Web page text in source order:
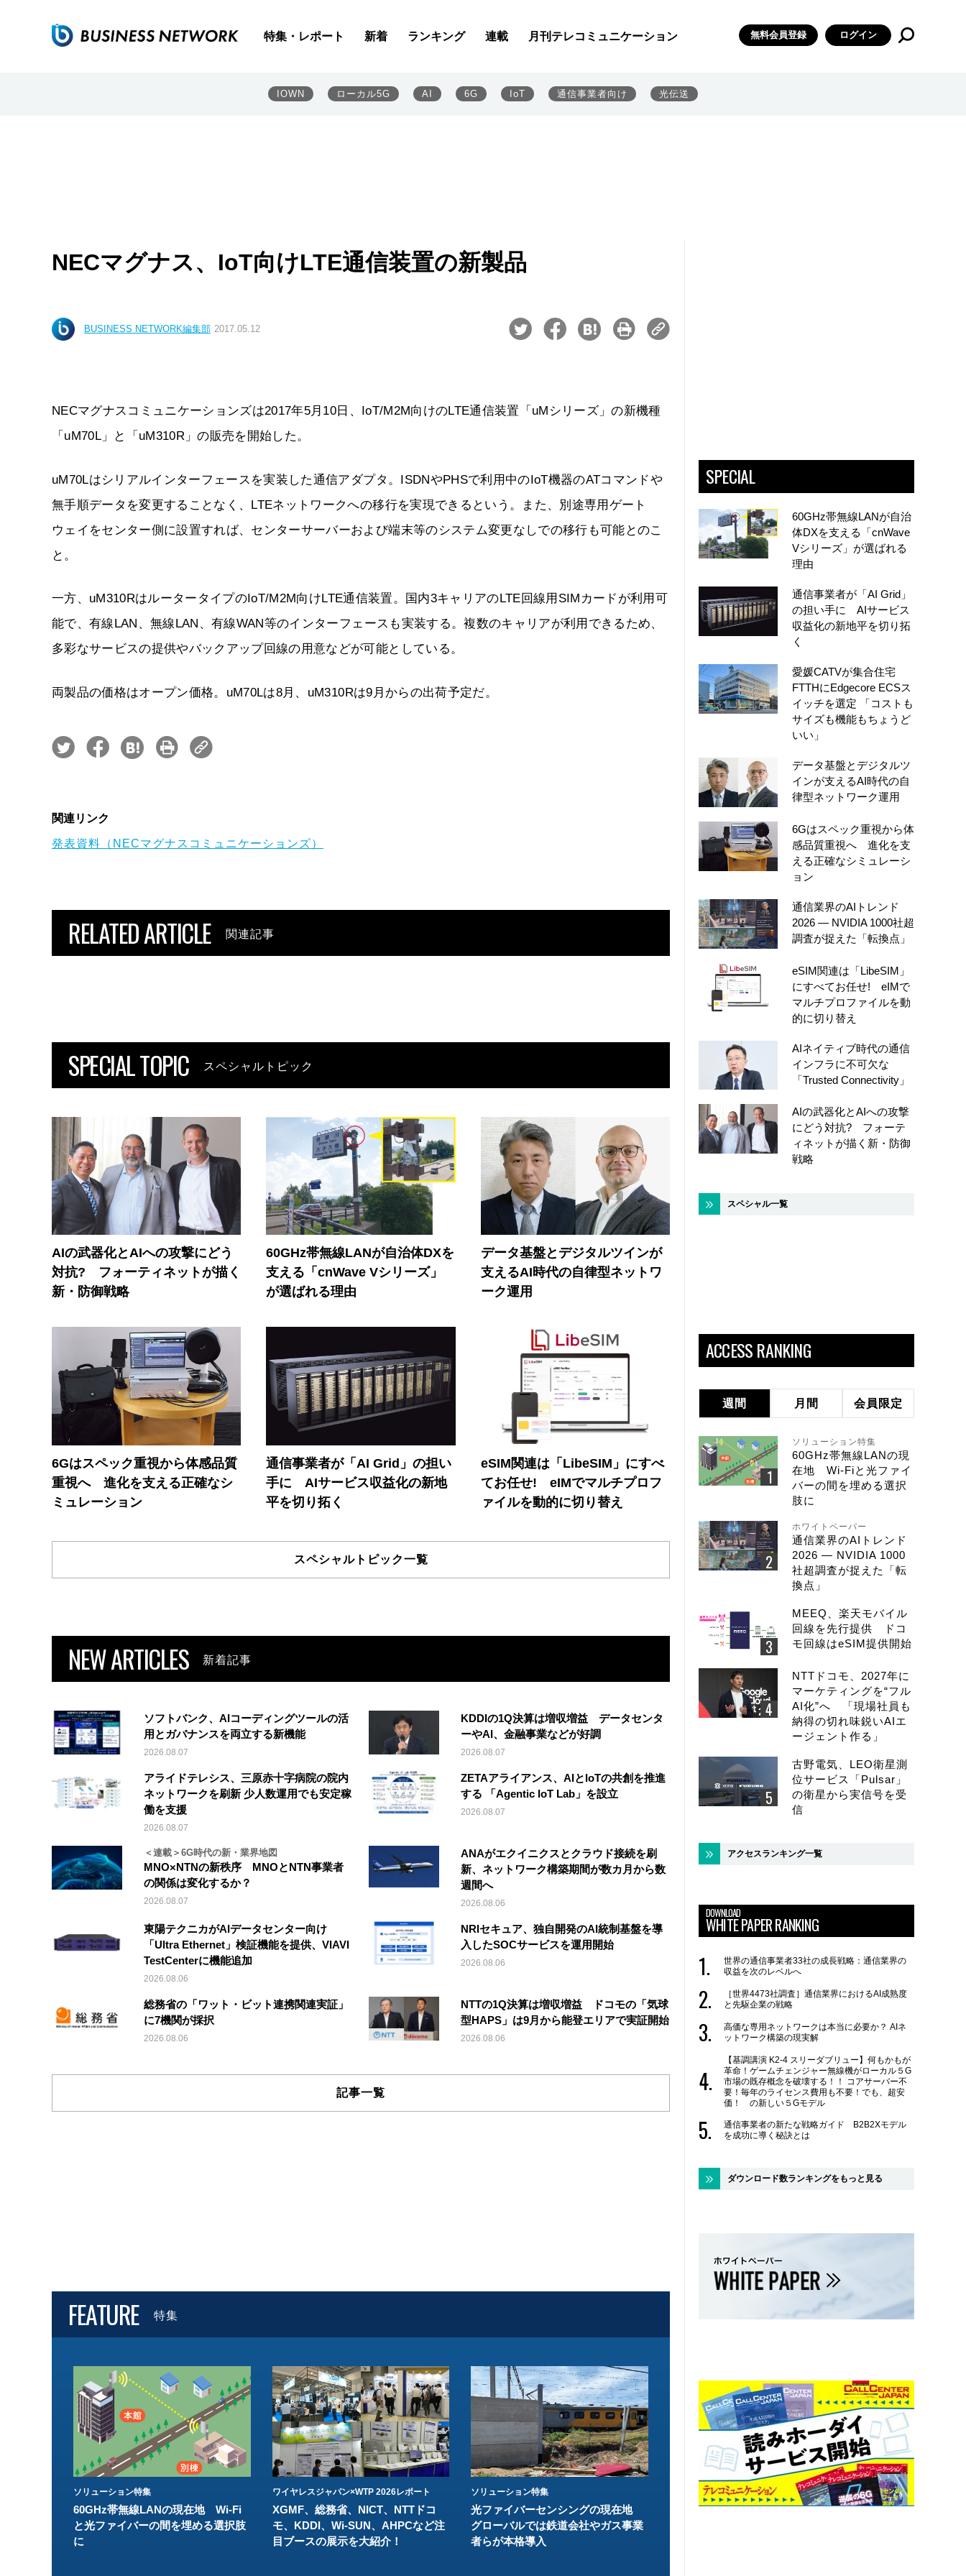
特集・レポート 新着 ランキング 連載 月刊テレコミュニケーション 無料会員登録 ログイン
IOWN ローカル5G AI 6G IoT 通信事業者向け 光伝送
NECマグナス、IoT向けLTE通信装置の新製品
BUSINESS NETWORK編集部 2017.05.12
NECマグナスコミュニケーションズは2017年5月10日、IoT/M2M向けのLTE通信装置「uMシリーズ」の新機種
「uM70L」と「uM310R」の販売を開始した。
uM70Lはシリアルインターフェースを実装した通信アダプタ。ISDNやPHSで利用中のIoT機器のATコマンドや
無手順データを変更することなく、LTEネットワークへの移行を実現できるという。また、別途専用ゲート
ウェイをセンター側に設置すれば、センターサーバーおよび端末等のシステム変更なしでの移行も可能とのこ
と。
一方、uM310RはルータータイプのIoT/M2M向けLTE通信装置。国内3キャリアのLTE回線用SIMカードが利用可
能で、有線LAN、無線LAN、有線WAN等のインターフェースも実装する。複数のキャリアが利用できるため、
多彩なサービスの提供やバックアップ回線の用意などが可能としている。
両製品の価格はオープン価格。uM70Lは8月、uM310Rは9月からの出荷予定だ。
関連リンク
発表資料（NECマグナスコミュニケーションズ）
RELATED ARTICLE 関連記事
SPECIAL TOPIC スペシャルトピック
AIの武器化とAIへの攻撃にどう
対抗? フォーティネットが描く
新・防御戦略
60GHz帯無線LANが自治体DXを
支える「cnWave Vシリーズ」
が選ばれる理由
データ基盤とデジタルツインが
支えるAI時代の自律型ネットワ
ーク運用
6Gはスペック重視から体感品質
重視へ 進化を支える正確なシ
ミュレーション
通信事業者が「AI Grid」の担い
手に AIサービス収益化の新地
平を切り拓く
eSIM関連は「LibeSIM」にすべ
てお任せ! eIMでマルチプロフ
ァイルを動的に切り替え
スペシャルトピック一覧
NEW ARTICLES 新着記事
ソフトバンク、AIコーディングツールの活
用とガバナンスを両立する新機能
2026.08.07
KDDIの1Q決算は増収増益 データセンタ
ーやAI、金融事業などが好調
2026.08.07
アライドテレシス、三原赤十字病院の院内
ネットワークを刷新 少人数運用でも安定稼
働を支援
2026.08.07
ZETAアライアンス、AIとIoTの共創を推進
する 「Agentic IoT Lab」を設立
2026.08.07
＜連載＞6G時代の新・業界地図
MNO×NTNの新秩序 MNOとNTN事業者
の関係は変化するか？
2026.08.07
ANAがエクイニクスとクラウド接続を刷
新、ネットワーク構築期間が数カ月から数
週間へ
2026.08.06
東陽テクニカがAIデータセンター向け
「Ultra Ethernet」検証機能を提供、VIAVI
TestCenterに機能追加
2026.08.06
NRIセキュア、独自開発のAI統制基盤を導
入したSOCサービスを運用開始
2026.08.06
総務省の「ワット・ビット連携関連実証」
に7機関が採択
2026.08.06
NTTの1Q決算は増収増益 ドコモの「気球
型HAPS」は9月から能登エリアで実証開始
2026.08.06
記事一覧
FEATURE 特集
ソリューション特集
60GHz帯無線LANの現在地 Wi-Fi
と光ファイバーの間を埋める選択肢
に
ワイヤレスジャパン×WTP 2026レポート
XGMF、総務省、NICT、NTTドコ
モ、KDDI、Wi-SUN、AHPCなど注
目ブースの展示を大紹介！
ソリューション特集
光ファイバーセンシングの現在地
グローバルでは鉄道会社やガス事業
者らが本格導入
ソリューション特集
イーサネットで作るGPUネットワー
ソリューション特集
6GHz帯Wi-Fiは「
SPECIAL
60GHz帯無線LANが自治
体DXを支える「cnWave
Vシリーズ」が選ばれる
理由
通信事業者が「AI Grid」
の担い手に AIサービス
収益化の新地平を切り拓
く
愛媛CATVが集合住宅
FTTHにEdgecore ECSス
イッチを選定 「コストも
サイズも機能もちょうど
いい」
データ基盤とデジタルツ
インが支えるAI時代の自
律型ネットワーク運用
6Gはスペック重視から体
感品質重視へ 進化を支
える正確なシミュレーシ
ョン
通信業界のAIトレンド
2026 ― NVIDIA 1000社超
調査が捉えた「転換点」
eSIM関連は「LibeSIM」
にすべてお任せ! eIMで
マルチプロファイルを動
的に切り替え
AIネイティブ時代の通信
インフラに不可欠な
「Trusted Connectivity」
AIの武器化とAIへの攻撃
にどう対抗? フォーテ
ィネットが描く新・防御
戦略
スペシャル一覧
ACCESS RANKING
週間 月間 会員限定
ソリューション特集
60GHz帯無線LANの現
在地 Wi-Fiと光ファイ
バーの間を埋める選択
肢に
ホワイトペーパー
通信業界のAIトレンド
2026 ― NVIDIA 1000
社超調査が捉えた「転
換点」
MEEQ、楽天モバイル
回線を先行提供 ドコ
モ回線はeSIM提供開始
NTTドコモ、2027年に
マーケティングを“フル
AI化”へ 「現場社員も
納得の切れ味鋭いAIエ
ージェント作る」
古野電気、LEO衛星測
位サービス「Pulsar」
の衛星から実信号を受
信
アクセスランキング一覧
DOWNLOAD
WHITE PAPER RANKING
世界の通信事業者33社の成長戦略：通信業界の
収益を次のレベルへ
［世界4473社調査］通信業界におけるAI成熟度
と先駆企業の戦略
高価な専用ネットワークは本当に必要か？ AIネ
ットワーク構築の現実解
【基調講演 K2-4 スリーダブリュー】何もかもが
革命！ゲームチェンジャー無線機がローカル５G
市場の既存概念を破壊する！！ コアサーバー不
要！毎年のライセンス費用も不要！でも、超安
価！ の新しい５Gモデル
通信事業者の新たな戦略ガイド B2B2Xモデル
を成功に導く秘訣とは
ダウンロード数ランキングをもっと見る